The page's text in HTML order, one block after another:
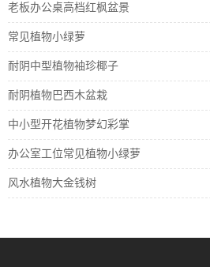
老板办公桌高档红枫盆景
常见植物小绿萝
耐阴中型植物袖珍椰子
耐阴植物巴西木盆栽
中小型开花植物梦幻彩掌
办公室工位常见植物小绿萝
风水植物大金钱树